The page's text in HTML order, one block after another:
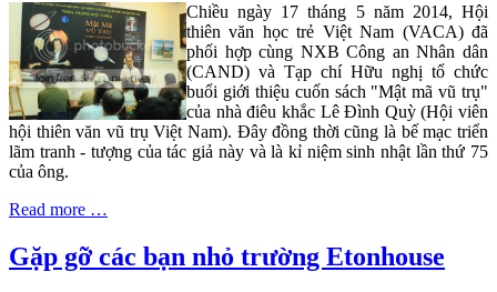
Chiều ngày 17 tháng 5 năm 2014, Hội
thiên văn học trẻ Việt Nam (VACA) đã
phối hợp cùng NXB Công an Nhân dân
(CAND) và Tạp chí Hữu nghị tổ chức
buổi giới thiệu cuốn sách "Mật mã vũ trụ"
của nhà điêu khắc Lê Đình Quỳ (Hội viên
hội thiên văn vũ trụ Việt Nam). Đây đồng thời cũng là bế mạc triển
lãm tranh - tượng của tác giả này và là kỉ niệm sinh nhật lần thứ 75
của ông.
Read more …
Gặp gỡ các bạn nhỏ trường Etonhouse